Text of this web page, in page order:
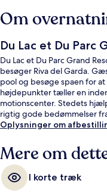
Om
Du Lac et Du Parc
Du Lac et Du Parc Grand
besøger Riva del Garda.
pool og besøge spaen for
højdepunkter tæller en
motionscenter. Stedets
rigtig gode bedømmelser
Oplysninger om
Mere om
I korte træk